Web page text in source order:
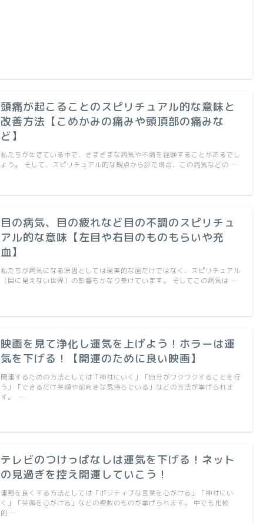
頭痛が起こることのスピリチュアル的な意味と
改善方法【こめかみの痛みや頭頂部の痛みな
ど】
私たちが生きている中で、さまざまな病気や不調を経験することがあるでし
ょう。 そして、スピリチュアル的な観点から診た場合、この病気などの …
目の病気、目の疲れなど目の不調のスピリチュ
アル的な意味【左目や右目のものもらいや充
血】
私たちが病気になる原因としては現実的な面だけではなく、スピリチュアル
（目に見えない世界）の影響もかなり受けています。 そしてこの病気は …
映画を見て浄化し運気を上げよう！ホラーは運
気を下げる！【開運のために良い映画】
開運するための方法としては「神社にいく」「自分がワクワクすることを行
う」「できるだけ笑顔や前向きな気持ちでいる」などの方法が挙げられま
す。 …
テレビのつけっぱなしは運気を下げる！ネット
の見過ぎを控え開運していこう！
運勢を良くする方法としては「ポジティブな言葉を心がける」「神社にい
く」「笑顔を心がける」などの複数のものが挙げられます。 中でも比較
的 …